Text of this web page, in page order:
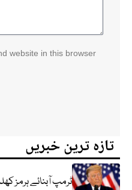
website in this browser
تازہ ترین خبریں
ٹرمپ آبنائے ہرمز